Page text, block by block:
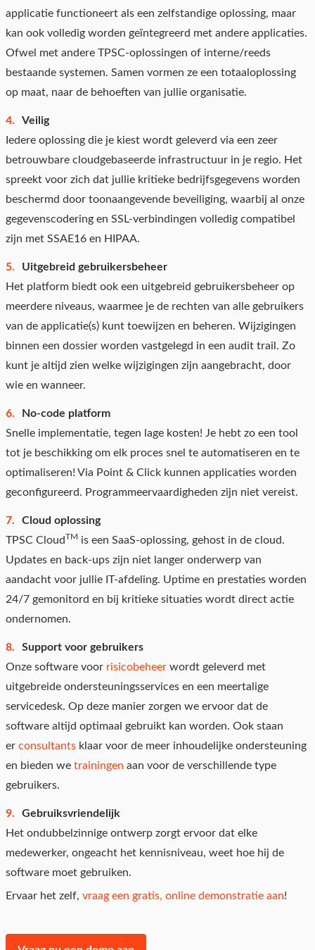
applicatie functioneert als een zelfstandige oplossing, maar
kan ook volledig worden geïntegreerd met andere applicaties.
Ofwel met andere TPSC-oplossingen of interne/reeds
bestaande systemen. Samen vormen ze een totaaloplossing
op maat, naar de behoeften van jullie organisatie.
Veilig
Iedere oplossing die je kiest wordt geleverd via een zeer
betrouwbare cloudgebaseerde infrastructuur in je regio. Het
spreekt voor zich dat jullie kritieke bedrijfsgegevens worden
beschermd door toonaangevende beveiliging, waarbij al onze
gegevenscodering en SSL-verbindingen volledig compatibel
zijn met SSAE16 en HIPAA.
Uitgebreid gebruikersbeheer
Het platform biedt ook een uitgebreid gebruikersbeheer op
meerdere niveaus, waarmee je de rechten van alle gebruikers
van de applicatie(s) kunt toewijzen en beheren. Wijzigingen
binnen een dossier worden vastgelegd in een audit trail. Zo
kunt je altijd zien welke wijzigingen zijn aangebracht, door
wie en wanneer.
No-code platform
Snelle implementatie, tegen lage kosten! Je hebt zo een tool
tot je beschikking om elk proces snel te automatiseren en te
optimaliseren! Via Point & Click kunnen applicaties worden
geconfigureerd. Programmeervaardigheden zijn niet vereist.
Cloud oplossing
TPSC CloudTM is een SaaS-oplossing, gehost in de cloud.
Updates en back-ups zijn niet langer onderwerp van
aandacht voor jullie IT-afdeling. Uptime en prestaties worden
24/7 gemonitord en bij kritieke situaties wordt direct actie
ondernomen.
Support voor gebruikers
Onze software voor risicobeheer wordt geleverd met
uitgebreide ondersteuningsservices en een meertalige
servicedesk. Op deze manier zorgen we ervoor dat de
software altijd optimaal gebruikt kan worden. Ook staan
er consultants klaar voor de meer inhoudelijke ondersteuning
en bieden we trainingen aan voor de verschillende type
gebruikers.
Gebruiksvriendelijk
Het ondubbelzinnige ontwerp zorgt ervoor dat elke
medewerker, ongeacht het kennisniveau, weet hoe hij de
software moet gebruiken.
Ervaar het zelf, vraag een gratis, online demonstratie aan!